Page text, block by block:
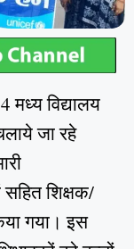
मध्य विद्यालय
जा रहे
सहित शिक्षक/
गया। इस